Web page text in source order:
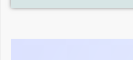
有価証券報告書-第37期(平成28年4月1日-
日)